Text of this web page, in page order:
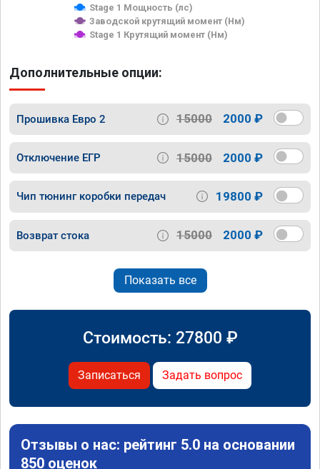
Stage 1 Мощность (лс)
Заводской крутящий момент (Нм)
Stage 1 Крутящий момент (Нм)
Дополнительные опции:
Прошивка Евро 2 15000 2000 ₽
Отключение ЕГР 15000 2000 ₽
Чип тюнинг коробки передач 19800 ₽
Возврат стока 15000 2000 ₽
Показать все
Стоимость: 27800 ₽
Записаться Задать вопрос
Отзывы о нас: рейтинг 5.0 на основании
850 оценок